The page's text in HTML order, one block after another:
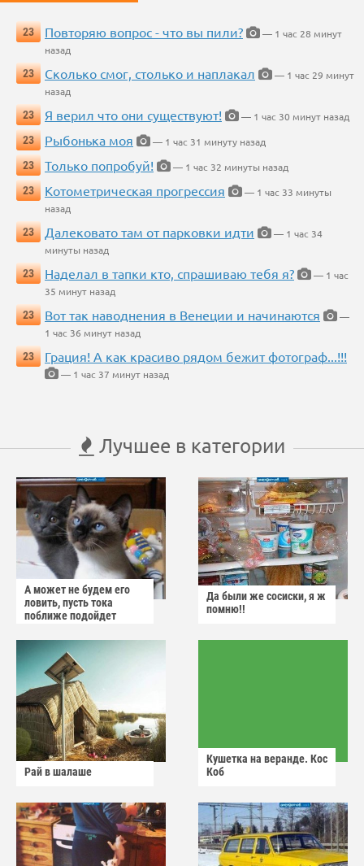
23 Повторяю вопрос - что вы пили?
— 1 час 28 минут
назад
23
Сколько смог, столько и наплакал
— 1 час 29 минут
назад
23
Я верил что они существуют!
— 1 час 30 минут назад
23
Рыбонька моя
— 1 час 31 минуту назад
23
Только попробуй!
— 1 час 32 минуты назад
23
Котометрическая прогрессия
— 1 час 33 минуты
назад
23
Далековато там от парковки идти
— 1 час 34
минуты назад
23
Наделал в тапки кто, спрашиваю тебя я?
— 1 час
35 минут назад
23
Вот так наводнения в Венеции и начинаются
—
1 час 36 минут назад
23
Грация! А как красиво рядом бежит фотограф...!!!
— 1 час 37 минут назад
Лучшее в категории
А может не будем его
ловить, пусть тока
поближе подойдет
Да были же сосиски, я ж
помню!!
Рай в шалаше
Кушетка на веранде. Кос
Коб